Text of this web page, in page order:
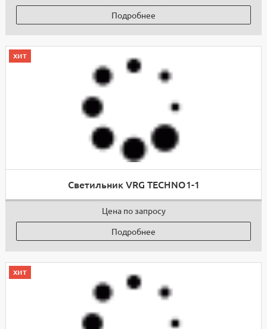
Подробнее
хит
Светильник VRG TECHNO1-1
Цена по запросу
Подробнее
хит